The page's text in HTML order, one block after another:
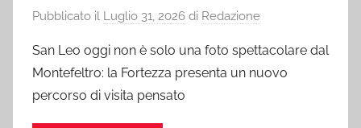
Pubblicato il Luglio 31, 2026 di Redazione
San Leo oggi non è solo una foto spettacolare dal
Montefeltro: la Fortezza presenta un nuovo
percorso di visita pensato